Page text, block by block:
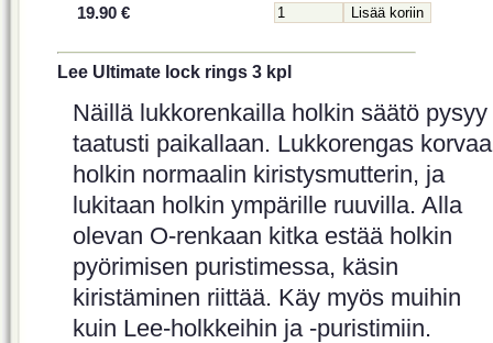
19.90 €
Lee Ultimate lock rings 3 kpl
Näillä lukkorenkailla holkin säätö pysyy
taatusti paikallaan. Lukkorengas korvaa
holkin normaalin kiristysmutterin, ja
lukitaan holkin ympärille ruuvilla. Alla
olevan O-renkaan kitka estää holkin
pyörimisen puristimessa, käsin
kiristäminen riittää. Käy myös muihin
kuin Lee-holkkeihin ja -puristimiin.